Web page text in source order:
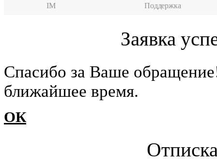
IM Поддержка
Заявка
Cпасибо за Ваше
ближайшее время.
ОК